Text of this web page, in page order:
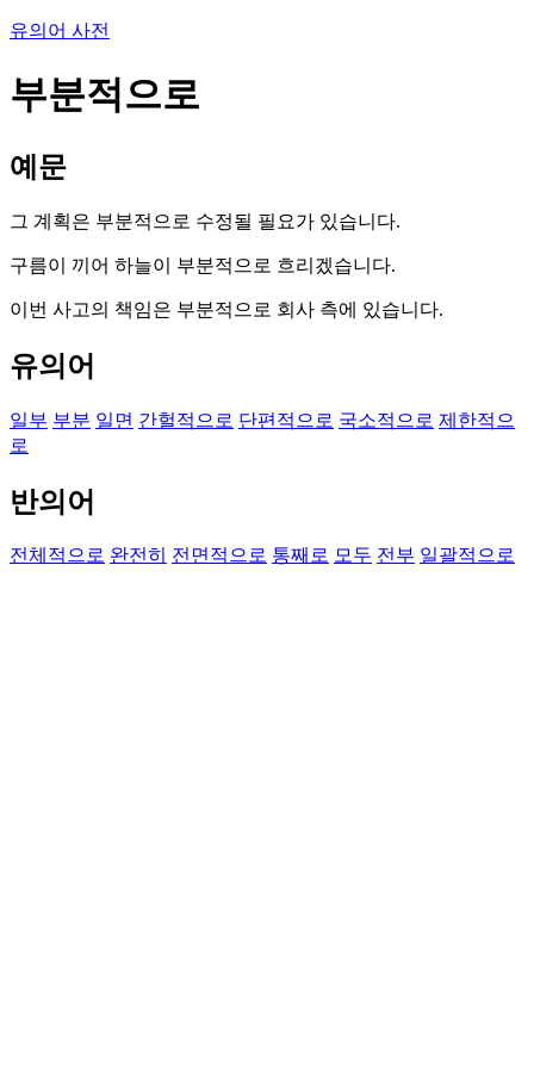
유의어 사전
부분적으로
예문
그 계획은 부분적으로 수정될 필요가 있습니다.
구름이 끼어 하늘이 부분적으로 흐리겠습니다.
이번 사고의 책임은 부분적으로 회사 측에 있습니다.
유의어
일부 부분 일면 간헐적으로 단편적으로 국소적으로 제한적으
로
반의어
전체적으로 완전히 전면적으로 통째로 모두 전부 일괄적으로